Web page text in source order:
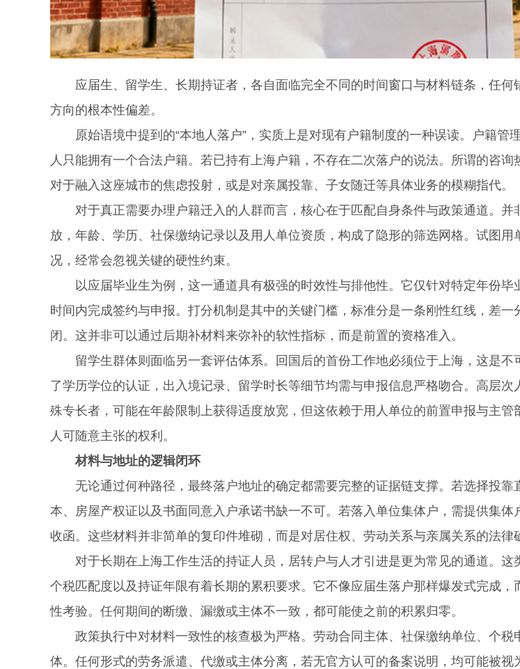
应届生、留学生、长期持证者，各自面临完全不同的时间窗口与材料链条，任何
方向的根本性偏差。
原始语境中提到的“本地人落户”，实质上是对现有户籍制度的一种误读。户籍管
人只能拥有一个合法户籍。若已持有上海户籍，不存在二次落户的说法。所谓的咨询
对于融入这座城市的焦虑投射，或是对亲属投靠、子女随迁等具体业务的模糊指代。
对于真正需要办理户籍迁入的人群而言，核心在于匹配自身条件与政策通道。并
放，年龄、学历、社保缴纳记录以及用人单位资质，构成了隐形的筛选网格。试图用
况，经常会忽视关键的硬性约束。
以应届毕业生为例，这一通道具有极强的时效性与排他性。它仅针对特定年份毕
时间内完成签约与申报。打分机制是其中的关键门槛，标准分是一条刚性红线，差一
闭。这并非可以通过后期补材料来弥补的软性指标，而是前置的资格准入。
留学生群体则面临另一套评估体系。回国后的首份工作地必须位于上海，这是不
了学历学位的认证，出入境记录、留学时长等细节均需与申报信息严格吻合。高层次
殊专长者，可能在年龄限制上获得适度放宽，但这依赖于用人单位的前置申报与主管
人可随意主张的权利。
材料与地址的逻辑闭环
无论通过何种路径，最终落户地址的确定都需要完整的证据链支撑。若选择投靠
本、房屋产权证以及书面同意入户承诺书缺一不可。若落入单位集体户，需提供集体
收函。这些材料并非简单的复印件堆砌，而是对居住权、劳动关系与亲属关系的法律
对于长期在上海工作生活的持证人员，居转户与人才引进是更为常见的通道。这
个税匹配度以及持证年限有着长期的累积要求。它不像应届生落户那样爆发式完成，
性考验。任何期间的断缴、漏缴或主体不一致，都可能使之前的积累归零。
政策执行中对材料一致性的核查极为严格。劳动合同主体、社保缴纳单位、个税
体。任何形式的劳务派遣、代缴或主体分离，若无官方认可的备案说明，均可能被视